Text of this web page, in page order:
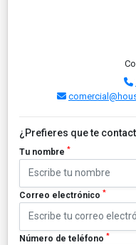
¿Prefieres que te
Tu nombre *
Correo electrónico *
Número de teléfono *